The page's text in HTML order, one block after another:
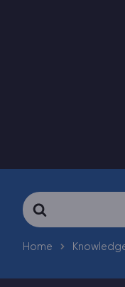
Search
For
Home